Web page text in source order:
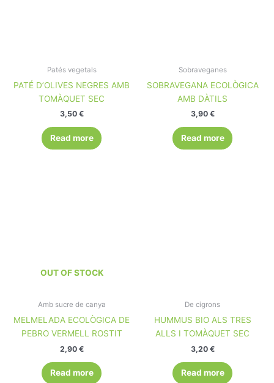
Patés vegetals
PATÉ D’OLIVES NEGRES AMB
TOMÀQUET SEC
3,50 €
Read more
Sobraveganes
SOBRAVEGANA ECOLÒGICA
AMB DÀTILS
3,90 €
Read more
OUT OF STOCK
Amb sucre de canya
MELMELADA ECOLÒGICA DE
PEBRO VERMELL ROSTIT
2,90 €
Read more
De cigrons
HUMMUS BIO ALS TRES
ALLS I TOMÀQUET SEC
3,20 €
Read more